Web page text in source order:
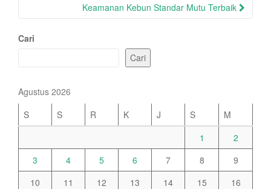
Keamanan Kebun Standar Mutu Terbaik
Cari
Cari
Agustus 2026
S
S R K J S
M
1
2
3
4 5 6 7 8
9
10
11 12 13 14 15
16